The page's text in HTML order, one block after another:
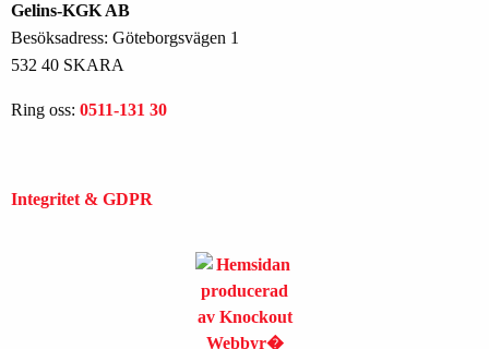
Gelins-KGK AB
Besöksadress: Göteborgsvägen 1
532 40 SKARA
Ring oss: 0511-131 30
Integritet & GDPR